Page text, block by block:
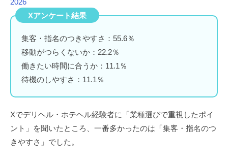
2026
Xアンケート結果
集客・指名のつきやすさ：55.6％
移動がつらくないか：22.2％
働きたい時間に合うか：11.1％
待機のしやすさ：11.1％
Xでデリヘル・ホテヘル経験者に「業種選びで重視したポイ
ント」を聞いたところ、一番多かったのは「集客・指名のつ
きやすさ」でした。